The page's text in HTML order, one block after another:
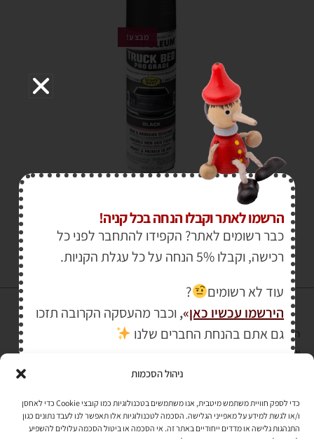
ניהול הסכמות
כדי לספק חוויית משתמש מיטבית, אנו משתמשים בטכנולוגיות כמו קובצי Cookie כדי לאחסן
ו/או לגשת למידע על מאפייני הגלישה. הסכמה לטכנולוגיות אלו תאפשר לנו לעבד נתונים כגון
התנהגות גלישה או מדדים ייחודיים באתר זה. אי הסכמה או ביטול הסכמה עלולים להשפיע
מבצע!
והעומד בתקן אבטחה PCI DSS Level-1
לתקנון האתר»
הרשמו לאתר וקבלו הנחה בכל קניה!
כבר רשומים לאתר? הקפידו להתחבר לפני כל
רכישה, וקבלו 5% הנחה על כל עגלת הקניות.
עוד לא רשומים
?
הירשמו עכשיו כאן»
, וכבר מהעסקה הקרובה תזכו
גם אתם בהנחת החברים שלנו